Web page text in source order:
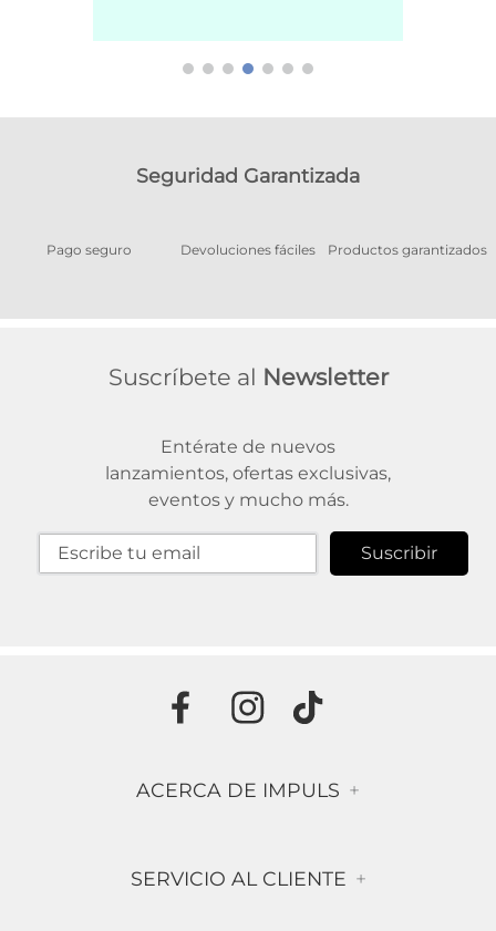
Seguridad Garantizada
Pago seguro Devoluciones fáciles Productos garantizados
Suscríbete al Newsletter
Entérate de nuevos
lanzamientos, ofertas exclusivas,
eventos y mucho más.
Suscribir
ACERCA DE IMPULS +
SERVICIO AL CLIENTE +